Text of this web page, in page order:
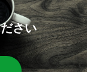
さい